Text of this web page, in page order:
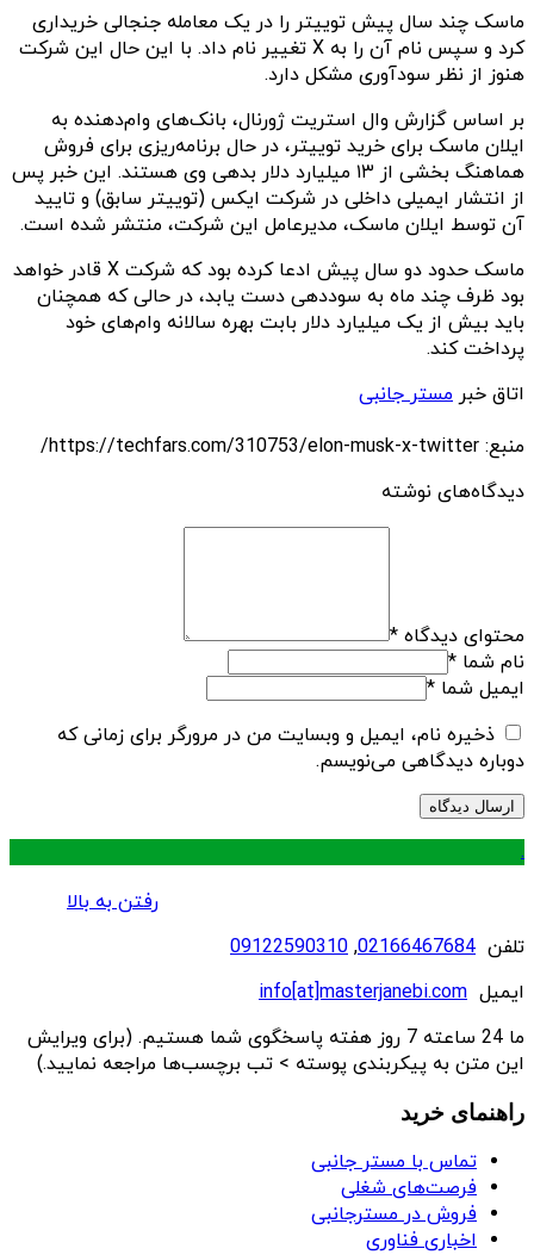
ماسک چند سال پیش توییتر را در یک معامله جنجالی خریداری
کرد و سپس نام آن را به X تغییر نام داد. با این حال این شرکت
هنوز از نظر سودآوری مشکل دارد.
بر اساس گزارش وال استریت ژورنال، بانک‌های وام‌دهنده به
ایلان ماسک برای خرید توییتر، در حال برنامه‌ریزی برای فروش
هماهنگ بخشی از ۱۳ میلیارد دلار بدهی وی هستند. این خبر پس
از انتشار ایمیلی داخلی در شرکت ایکس (توییتر سابق) و تایید
آن توسط ایلان ماسک، مدیرعامل این شرکت، منتشر شده است.
ماسک حدود دو سال پیش ادعا کرده بود که شرکت X قادر خواهد
بود ظرف چند ماه به سوددهی دست یابد، در حالی که همچنان
باید بیش از یک میلیارد دلار بابت بهره سالانه وام‌های خود
پرداخت کند.
اتاق خبر مستر جانبی
منبع: https://techfars.com/310753/elon-musk-x-twitter/
دیدگاه‌های نوشته
محتوای دیدگاه *
نام شما *
ایمیل شما *
ذخیره نام، ایمیل و وبسایت من در مرورگر برای زمانی که
دوباره دیدگاهی می‌نویسم.
.
رفتن به بالا
تلفن 02166467684
,
09122590310
ایمیل info[at]masterjanebi.com
ما 24 ساعته 7 روز هفته پاسخگوی شما هستیم. (برای ویرایش
این متن به پیکربندی پوسته > تب برچسب‌ها مراجعه نمایید.)
راهنمای خرید
تماس با مستر جانبی
فرصت‌های شغلی
فروش در مسترجانبی
اخباری فناوری